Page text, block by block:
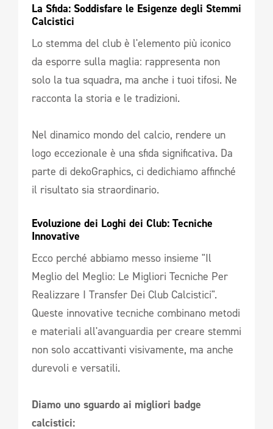
La Sfida: Soddisfare le Esigenze degli Stemmi
Calcistici
Lo stemma del club è l'elemento più iconico
da esporre sulla maglia: rappresenta non
solo la tua squadra, ma anche i tuoi tifosi. Ne
racconta la storia e le tradizioni.
Nel dinamico mondo del calcio, rendere un
logo eccezionale è una sfida significativa. Da
parte di dekoGraphics, ci dedichiamo affinché
il risultato sia straordinario.
Evoluzione dei Loghi dei Club: Tecniche
Innovative
Ecco perché abbiamo messo insieme "Il
Meglio del Meglio: Le Migliori Tecniche Per
Realizzare I Transfer Dei Club Calcistici".
Queste innovative tecniche combinano metodi
e materiali all'avanguardia per creare stemmi
non solo accattivanti visivamente, ma anche
durevoli e versatili.
Diamo uno sguardo ai migliori badge
calcistici: